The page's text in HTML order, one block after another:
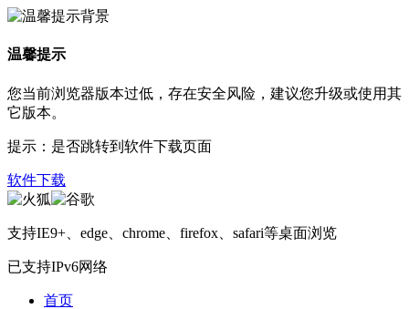
温馨提示
您当前浏览器版本过低，存在安全风险，建议您升级或使用其
它版本。
提示：是否跳转到软件下载页面
软件下载
支持IE9+、edge、chrome、firefox、safari等桌面浏览
已支持IPv6网络
首页